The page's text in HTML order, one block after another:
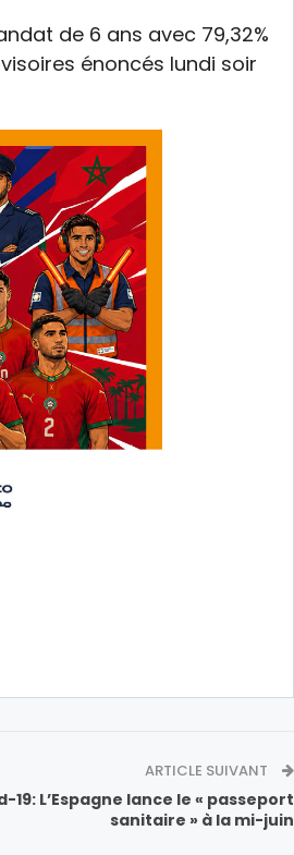
de 6 ans avec 79,32%
énoncés lundi soir
ARTICLE SUIVANT
19: L’Espagne lance le « passeport
sanitaire » à la mi-juin